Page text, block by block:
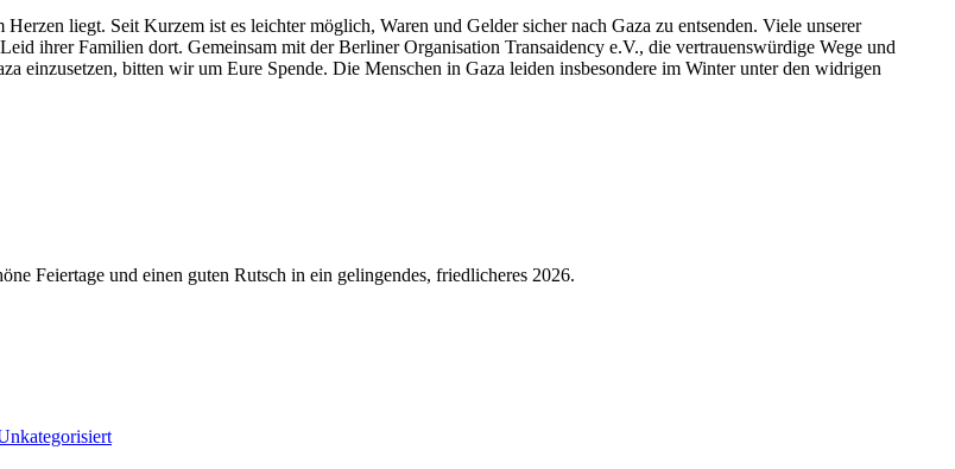
liegt. Seit Kurzem ist es leichter möglich, Waren und Gelder sicher nach Gaza zu entsenden. Viele unserer
ihrer Familien dort. Gemeinsam mit der Berliner Organisation Transaidency e.V., die vertrauenswürdige Wege und
einzusetzen, bitten wir um Eure Spende. Die Menschen in Gaza leiden insbesondere im Winter unter den widrigen
Feiertage und einen guten Rutsch in ein gelingendes, friedlicheres 2026.